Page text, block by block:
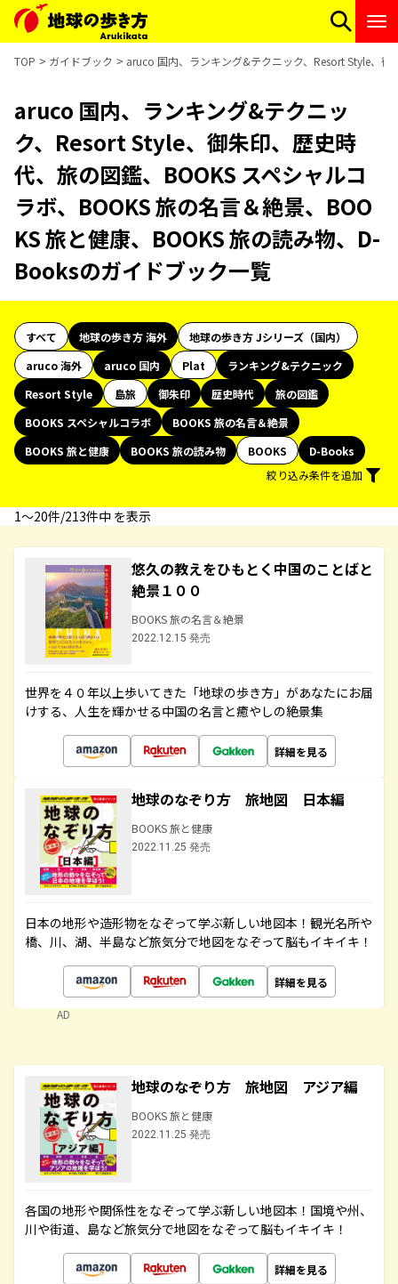
TOP ガイドブック aruco 国内、ランキング&テクニック、Resort Style、
aruco 国内、ランキング&テクニッ
ク、Resort Style、御朱印、歴史時
代、旅の図鑑、BOOKS スペシャルコ
ラボ、BOOKS 旅の名言＆絶景、BOO
KS 旅と健康、BOOKS 旅の読み物、D-
Booksのガイドブック一覧
すべて 地球の歩き方 海外
地球の歩き方 Jシリーズ（国内）
aruco 海外
aruco 国内 Plat
ランキング&テクニック
Resort Style
島旅 御朱印 歴史時代
旅の図鑑
BOOKS スペシャルコラボ
BOOKS 旅の名言＆絶景
BOOKS 旅と健康
BOOKS 旅の読み物 BOOKS
D-Books
絞り込み条件を追加
1〜20件/213件中 を表示
悠久の教えをひもとく中国のことばと
絶景１００
BOOKS 旅の名言＆絶景
2022.12.15 発売
世界を４０年以上歩いてきた「地球の歩き方」があなたにお届
けする、人生を輝かせる中国の名言と癒やしの絶景集
詳細を見る
地球のなぞり方 旅地図 日本編
BOOKS 旅と健康
2022.11.25 発売
日本の地形や造形物をなぞって学ぶ新しい地図本！観光名所や
橋、川、湖、半島など旅気分で地図をなぞって脳もイキイキ！
詳細を見る
AD
地球のなぞり方 旅地図 アジア編
BOOKS 旅と健康
2022.11.25 発売
各国の地形や関係性をなぞって学ぶ新しい地図本！国境や州、
川や街道、島など旅気分で地図をなぞって脳もイキイキ！
詳細を見る